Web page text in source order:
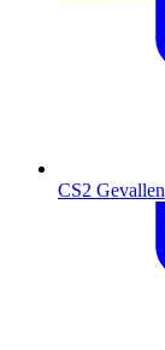
CS2 Gevallen